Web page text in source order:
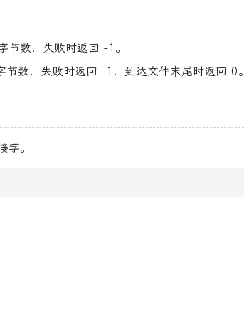
节数，失败时返回 -1。
节数，失败时返回 -1，到达文件末尾时返回 0
字。